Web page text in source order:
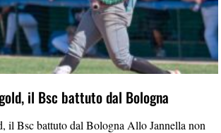
il Bsc battuto dal Bologna
il Bsc battuto dal Bologna Allo Jannella non